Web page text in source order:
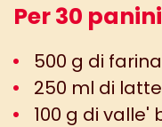
Per 30
500 g di
250 ml di latte
100 g di valle'